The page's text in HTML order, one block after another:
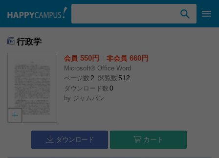
行政学
会員 550円 非会員 660円
Microsoft® Office Word
ページ数 2 閲覧数 512
ダウンロード数 0
by ジャムパン
ダウンロード カート